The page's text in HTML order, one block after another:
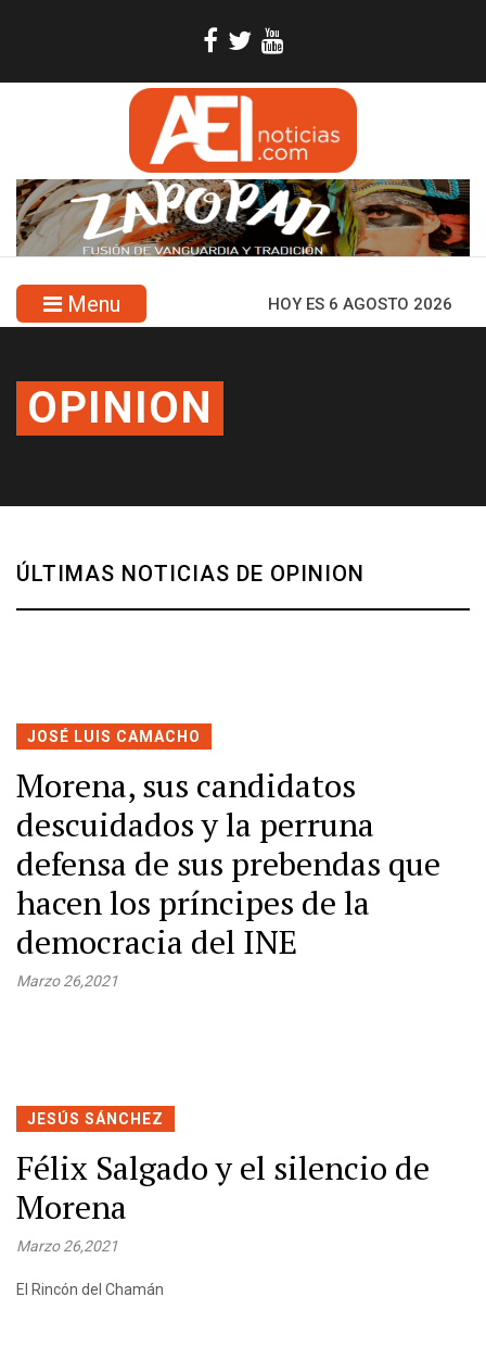
Menu HOY ES 6 AGOSTO 2026
OPINION
ÚLTIMAS NOTICIAS DE OPINION
JOSÉ LUIS CAMACHO
Morena, sus candidatos
descuidados y la perruna
defensa de sus prebendas que
hacen los príncipes de la
democracia del INE
Marzo 26,2021
JESÚS SÁNCHEZ
Félix Salgado y el silencio de
Morena
Marzo 26,2021
El Rincón del Chamán